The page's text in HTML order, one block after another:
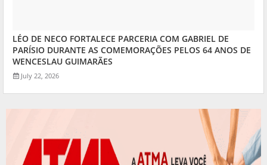
LÉO DE NECO FORTALECE PARCERIA COM GABRIEL DE
PARÍSIO DURANTE AS COMEMORAÇÕES PELOS 64 ANOS DE
WENCESLAU GUIMARÃES
July 22, 2026